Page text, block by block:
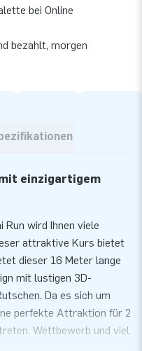
bei Online
bezahlt, morgen
einzigartigem
wird Ihnen viele
attraktive Kurs bietet
dieser 16 Meter lange
mit lustigen 3D-
Da es sich um
perfekte Attraktion für 2
Wettbewerb und viel